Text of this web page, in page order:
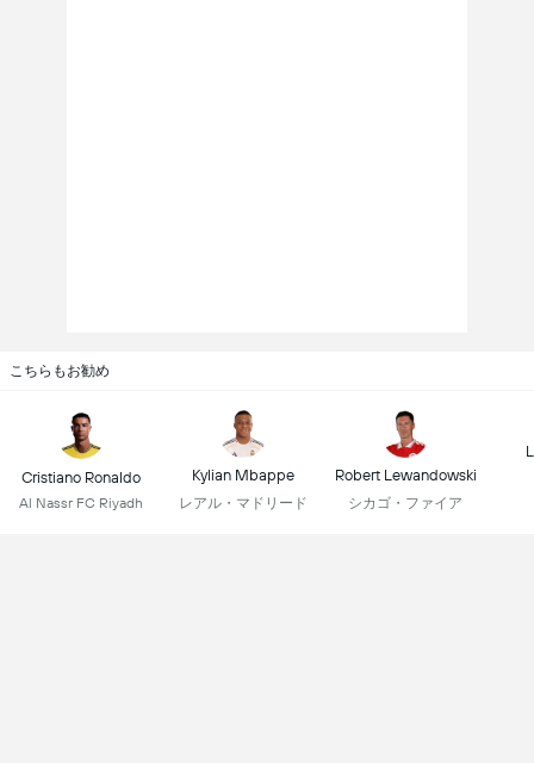
こちらもお勧め
Cristiano Ronaldo
Al Nassr FC Riyadh
Kylian Mbappe
レアル・マドリード
Robert Lewandowski
シカゴ・ファイア